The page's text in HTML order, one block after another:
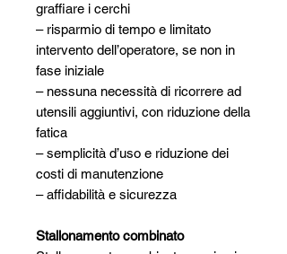
graffiare i cerchi
– risparmio di tempo e limitato
intervento dell’operatore, se non in
fase iniziale
– nessuna necessità di ricorrere ad
utensili aggiuntivi, con riduzione della
fatica
– semplicità d’uso e riduzione dei
costi di manutenzione
– affidabilità e sicurezza
Stallonamento combinato